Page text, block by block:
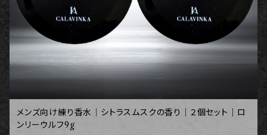
メンズ向け練り香水｜シトラスムスクの香り｜２個セット｜ロ
ンリーウルフ9g